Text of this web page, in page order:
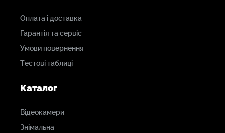
Оплата і доставка
Гарантія та сервіс
Умови повернення
Тестові таблиці
Каталог
Відеокамери
Знімальна